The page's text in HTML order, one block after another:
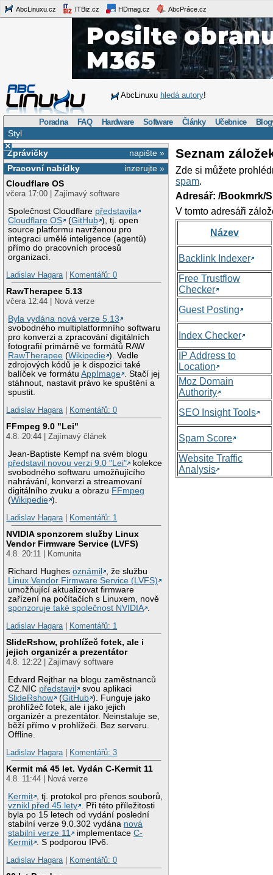
AbcLinuxu.cz ITBiz.cz HDmag.cz AbcPráce.cz
AbcLinuxu hledá autory!
Poradna FAQ Hardware Software Články Učebnice
Styl
×
napište »
Zprávičky
inzerujte »
Pracovní nabídky
Cloudflare OS
včera 17:00 | Zajímavý software
Společnost Cloudflare představila
Cloudflare OS
(GitHub ), tj. open
source platformu navrženou pro
integraci umělé inteligence (agentů)
přímo do pracovních procesů
organizací.
Ladislav Hagara| Komentářů: 0
RawTherapee 5.13
včera 12:44 | Nová verze
Byla vydána nová verze 5.13
svobodného multiplatformního softwaru
pro konverzi a zpracování digitálních
fotografií primárně ve formátů RAW
RawTherapee (Wikipedie ). Vedle
zdrojových kódů je k dispozici také
balíček ve formátuAppImage
. Stačí jej
stáhnout, nastavit právo ke spuštění a
spustit.
Ladislav Hagara| Komentářů: 0
FFmpeg 9.0 "Lei"
4.8. 20:44 | Zajímavý článek
Jean-Baptiste Kempf na svém blogu
představil novou verzi 9.0 "Lei"
kolekce
svobodného softwaru umožňujícího
nahrávání, konverzi a streamovaní
digitálního zvuku a obrazu FFmpeg
(Wikipedie ).
Ladislav Hagara| Komentářů: 1
NVIDIA sponzorem služby Linux
Vendor Firmware Service (LVFS)
4.8. 20:11 | Komunita
Richard Hughesoznámil
, že službu
Linux Vendor Firmware Service (LVFS)
umožňující aktualizovat firmware
zařízení na počítačích s Linuxem, nově
sponzoruje také společnost NVIDIA
Ladislav Hagara| Komentářů: 1
SlideRshow, prohlížeč fotek, ale i
jejich organizér a prezentátor
4.8. 12:22 | Zajímavý software
Edvard Rejthar na blogu zaměstnanců
CZ.NIC představil
svou aplikaci
SlideRshow
(GitHub ). Funguje jako
prohlížeč fotek, ale i jako jejich
organizér a prezentátor. Neinstaluje se,
běží přímo v prohlížeči. Bez serveru.
Offline.
Ladislav Hagara| Komentářů: 3
Kermit má 45 let. Vydán C-Kermit 11
4.8. 11:44 | Nová verze
Kermit
, tj. protokol pro přenos souborů,
vznikl před 45 lety
. Při této příležitosti
byla po 15 letech od vydání poslední
stabilní verze 9.0.302 vydána nová
stabilní verze 11
implementaceC-
Kermit
. S podporou IPv6.
Ladislav Hagara| Komentářů: 0
Seznam
Zde si můžete
spam.
Adresář: /Bookmrk/
V tomto adresáři
Název
Backlink Indexer
Free Trustflow
Checker
Guest Posting
Index Checker
IP Address to
Location
Moz Domain
Authority
SEO Insight Tools
Spam Score
Website Traffic
Analysis